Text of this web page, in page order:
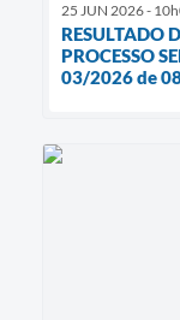
25 JUN 2026 -
RESULTADO
PROCESSO
03/2026 de